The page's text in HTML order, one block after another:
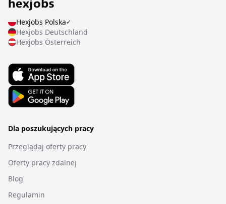
Hexjobs Polska✓
Hexjobs Deutschland
Hexjobs Österreich
Dla poszukujących pracy
Przeglądaj oferty pracy
Oferty pracy zdalnej
Blog
Regulamin